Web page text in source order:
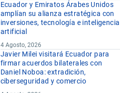
Ecuador y Emiratos Árabes Unidos
amplían su alianza estratégica con
inversiones, tecnología e inteligencia
artificial
4 Agosto, 2026
Javier Milei visitará Ecuador para
firmar acuerdos bilaterales con
Daniel Noboa: extradición,
ciberseguridad y comercio